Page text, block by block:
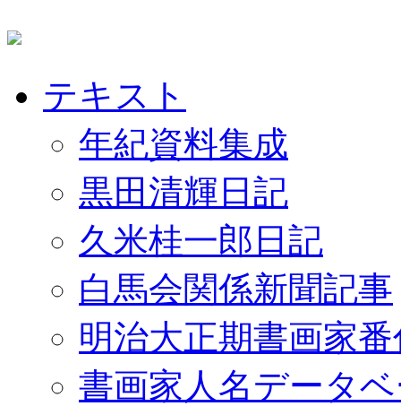
テキスト
年紀資料集成
黒田清輝日記
久米桂一郎日記
白馬会関係新聞記事
明治大正期書画家
書画家人名データ